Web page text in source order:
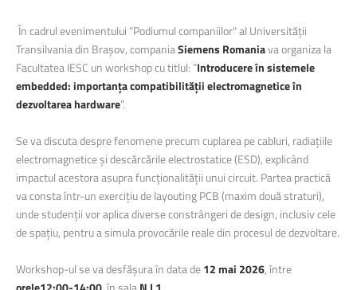
În cadrul evenimentului ”Podiumul companiilor" al Universității
Transilvania din Brașov, companiaSiemens Romaniava organiza la
Facultatea IESC un workshop cu titlul: ”Introducere în sistemele
embedded: importanța compatibilității electromagnetice în
dezvoltarea hardware”.
Se va discuta despre fenomene precum cuplarea pe cabluri, radiațiile
electromagnetice și descărcările electrostatice (ESD), explicând
impactul acestora asupra funcționalității unui circuit. Partea practică
va consta într-un exercițiu de layouting PCB (maxim două straturi),
unde studenții vor aplica diverse constrângeri de design, inclusiv cele
de spațiu, pentru a simula provocările reale din procesul de dezvoltare.
Workshop-ul se va desfășura în data de12 mai 2026, între